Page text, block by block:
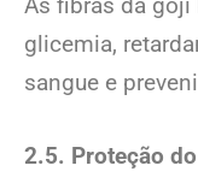
As fibras da goji
glicemia,
sangue e
2.5. Proteção